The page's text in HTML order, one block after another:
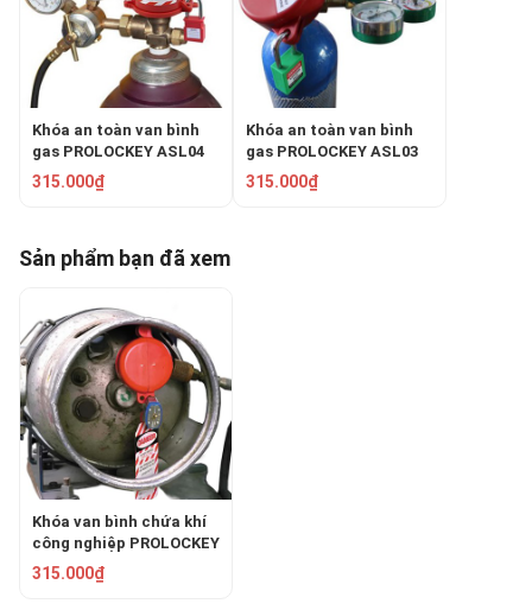
Khóa an toàn van bình
gas PROLOCKEY ASL04
315.000₫
Khóa an toàn van bình
gas PROLOCKEY ASL03
315.000₫
Sản phẩm bạn đã xem
Khóa van bình chứa khí
công nghiệp PROLOCKEY
ASL03-2
315.000₫